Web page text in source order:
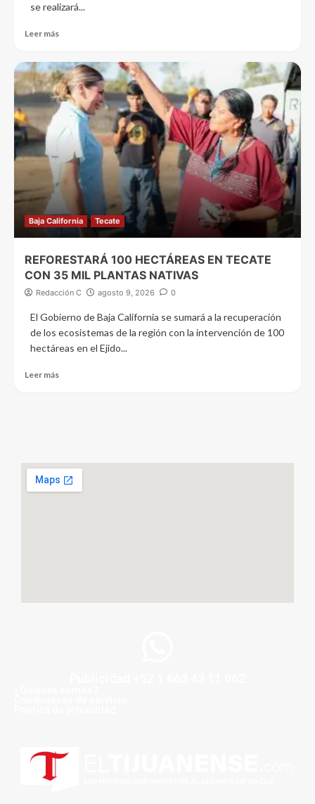
se realizará...
Leer más
Baja California Tecate
REFORESTARÁ 100 HECTÁREAS EN TECATE
CON 35 MIL PLANTAS NATIVAS
Redacción C agosto 9, 2026 0
El Gobierno de Baja California se sumará a la recuperación
de los ecosistemas de la región con la intervención de 100
hectáreas en el Ejido...
Leer más